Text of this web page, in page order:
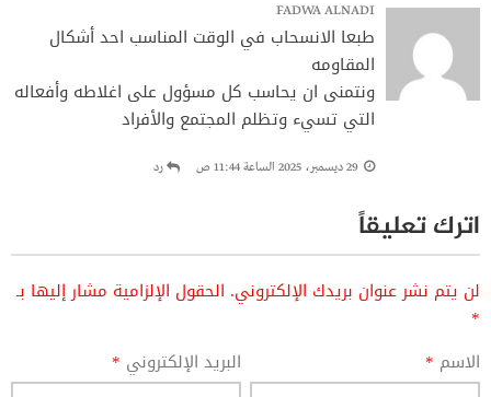
FADWA ALNADI
طبعا الانسحاب في الوقت المناسب احد أشكال
المقاومه
ونتمنى ان يحاسب كل مسؤول على اغلاطه وأفعاله
التي تسيء وتظلم المجتمع والأفراد
29 ديسمبر، 2025 الساعة 11:44 ص رد
اترك تعليقاً
لن يتم نشر عنوان بريدك الإلكتروني. الحقول الإلزامية مشار إليها بـ
*
الاسم * البريد الإلكتروني *